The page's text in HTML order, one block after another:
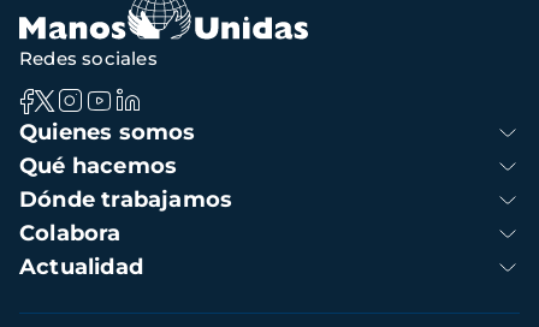
navegación
Navegación
principal
Quienes somos
Qué hacemos
Dónde trabajamos
Colabora
Actualidad
Redes sociales